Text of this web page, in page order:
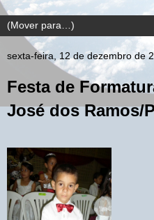
sexta-feira, 12 de dezembro de
Festa de
José dos Ramos/